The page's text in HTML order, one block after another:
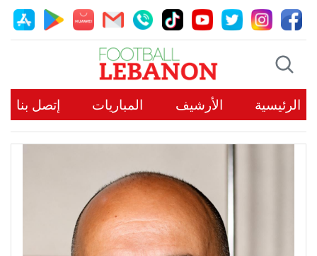
الرئيسية الأرشيف المباريات إتصل بنا